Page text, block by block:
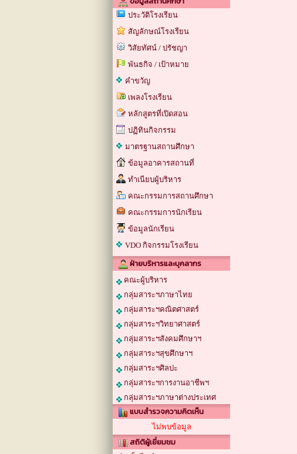
ประวัติโรงเรียน
สัญลักษณ์โรงเรียน
วิสัยทัศน์ / ปรัชญา
พันธกิจ / เป้าหมาย
คำขวัญ
เพลงโรงเรียน
หลักสูตรที่เปิดสอน
ปฏิทินกิจกรรม
มาตรฐานสถานศึกษา
ข้อมูลอาคารสถานที่
ทำเนียบผู้บริหาร
คณะกรรมการสถานศึกษา
คณะกรรมการนักเรียน
ข้อมูลนักเรียน
VDO กิจกรรมโรงเรียน
ฝ่ายบริหารและบุคลากร
คณะผู้บริหาร
กลุ่มสาระฯภาษาไทย
กลุ่มสาระฯคณิตศาสตร์
กลุ่มสาระฯวิทยาศาสตร์
กลุ่มสาระฯสังคมศึกษาฯ
กลุ่มสาระฯสุขศึกษาฯ
กลุ่มสาระฯศิลปะ
กลุ่มสาระฯการงานอาชีพฯ
กลุ่มสาระฯภาษาต่างประเทศ
แบบสำรวจความคิดเห็น
ไม่พบข้อมูล
สถิติผู้เยี่ยมชม